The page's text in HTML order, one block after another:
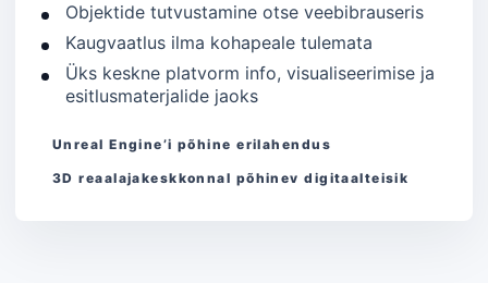
Objektide tutvustamine otse veebibrauseris
Kaugvaatlus ilma kohapeale tulemata
Üks keskne platvorm info, visualiseerimise ja
esitlusmaterjalide jaoks
Unreal Engine’i põhine erilahendus
3D reaalajakeskkonnal põhinev digitaalteisik